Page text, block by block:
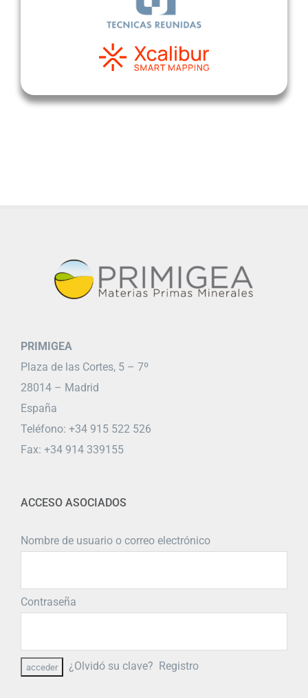
PRIMIGEA
Plaza de las Cortes, 5 – 7º
28014 – Madrid
España
Teléfono: +34 915 522 526
Fax: +34 914 339155
ACCESO ASOCIADOS
Nombre de usuario o correo electrónico
Contraseña
¿Olvidó su clave? Registro